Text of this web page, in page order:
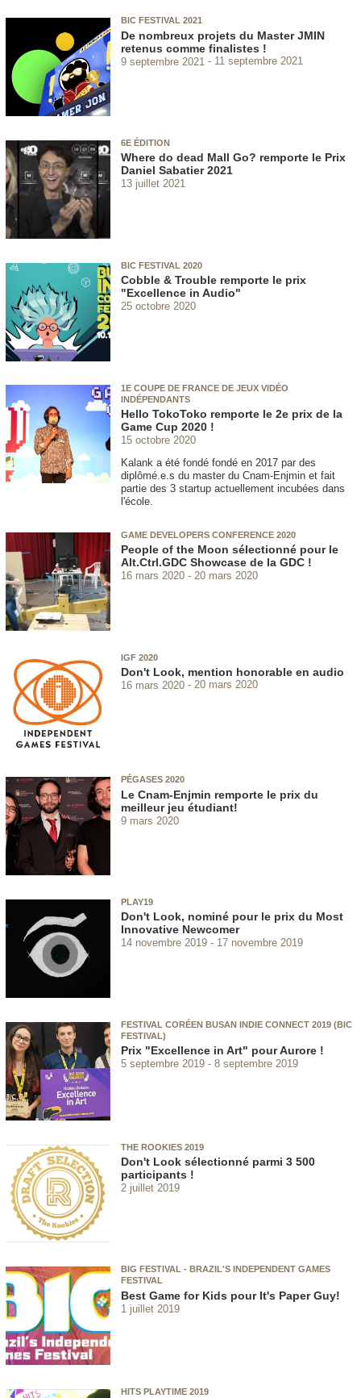
BIC FESTIVAL 2021
De nombreux projets du Master JMIN
retenus comme finalistes !
9 septembre 2021 11 septembre 2021
6E ÉDITION
Where do dead Mall Go? remporte le Prix
Daniel Sabatier 2021
13 juillet 2021
BIC FESTIVAL 2020
Cobble & Trouble remporte le prix
"Excellence in Audio"
25 octobre 2020
1E COUPE DE FRANCE DE JEUX VIDÉO
INDÉPENDANTS
Hello TokoToko remporte le 2e prix de la
Game Cup 2020 !
15 octobre 2020
Kalank a été fondé fondé en 2017 par des
diplômé.e.s du master du Cnam-Enjmin et fait
partie des 3 startup actuellement incubées dans
l'école.
GAME DEVELOPERS CONFERENCE 2020
People of the Moon sélectionné pour le
Alt.Ctrl.GDC Showcase de la GDC !
16 mars 2020 20 mars 2020
IGF 2020
Don't Look, mention honorable en audio
16 mars 2020 20 mars 2020
PÉGASES 2020
Le Cnam-Enjmin remporte le prix du
meilleur jeu étudiant!
9 mars 2020
PLAY19
Don't Look, nominé pour le prix du Most
Innovative Newcomer
14 novembre 2019 17 novembre 2019
FESTIVAL CORÉEN BUSAN INDIE CONNECT 2019 (BIC
FESTIVAL)
Prix "Excellence in Art" pour Aurore !
5 septembre 2019 8 septembre 2019
THE ROOKIES 2019
Don't Look sélectionné parmi 3 500
participants !
2 juillet 2019
BIG FESTIVAL - BRAZIL'S INDEPENDENT GAMES
FESTIVAL
Best Game for Kids pour It's Paper Guy!
1 juillet 2019
HITS PLAYTIME 2019